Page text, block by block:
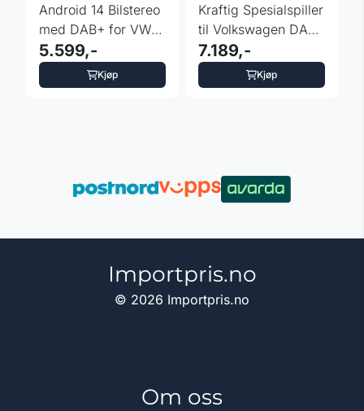
Android 14 Bilstereo
med DAB+ for VW -
Skoda - Seat
5.599,-
Kjøp
Kraftig Spesialspiller
til Volkswagen DAB+
Android 12.0
7.189,-
Kjøp
Importpris.no
© 2026 Importpris.no
Om oss